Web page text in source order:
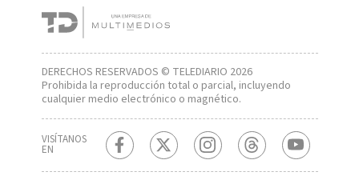
DERECHOS RESERVADOS © TELEDIARIO 2026
Prohibida la reproducción total o parcial, incluyendo
cualquier medio electrónico o magnético.
VISÍTANOS
EN